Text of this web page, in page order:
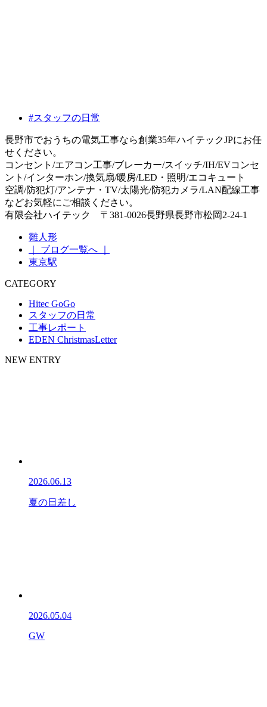
#スタッフの日常
長野市でおうちの電気工事なら創業35年ハイテックJPにお任
せください。
コンセント/エアコン工事/ブレーカー/スイッチ/IH/EVコンセ
ント/インターホン/換気扇/暖房/LED・照明/エコキュート
空調/防犯灯/アンテナ・TV/太陽光/防犯カメラ/LAN配線工事
などお気軽にご相談ください。
有限会社ハイテック 〒381-0026長野県長野市松岡2-24-1
雛人形
｜ ブログ一覧へ ｜
東京駅
CATEGORY
Hitec GoGo
スタッフの日常
工事レポート
EDEN ChristmasLetter
NEW ENTRY
2026.06.13
夏の日差し
2026.05.04
GW